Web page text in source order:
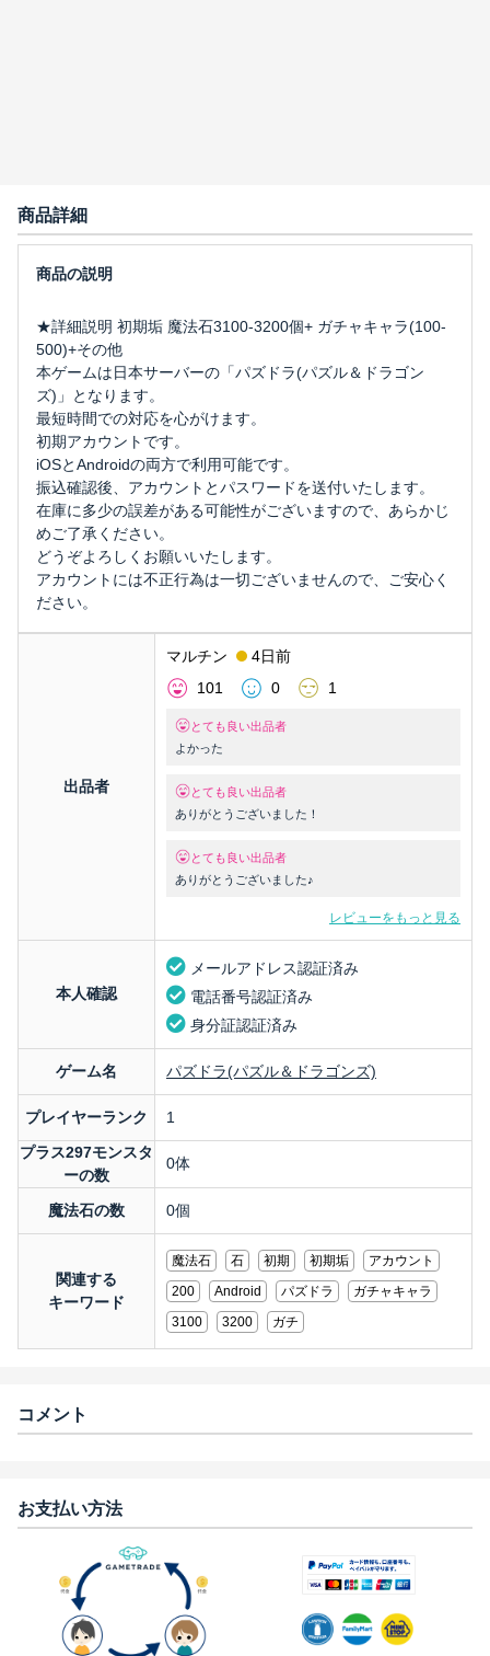
商品詳細
★詳細説明 初期垢 魔法石3100-3200個+ ガチャキャラ(100-
500)+その他
本ゲームは日本サーバーの「パズドラ(パズル＆ドラゴン
ズ)」となります。
最短時間での対応を心がけます。
初期アカウントです。
iOSとAndroidの両方で利用可能です。
振込確認後、アカウントとパスワードを送付いたします。
在庫に多少の誤差がある可能性がございますので、あらかじ
めご了承ください。
どうぞよろしくお願いいたします。
アカウントには不正行為は一切ございませんので、ご安心く
ださい。
出品者
マルチン
4日前
101
0 1
とても良い出品者
よかった
とても良い出品者
ありがとうございました！
とても良い出品者
ありがとうございました♪
レビューをもっと見る
本人確認
メールアドレス認証済み
電話番号認証済み
身分証認証済み
ゲーム名 パズドラ(パズル＆ドラゴンズ)
プレイヤーランク
1
プラス297モンスタ
ーの数
0体
魔法石の数 0個
関連する
キーワード
魔法石 石 初期 初期垢
アカウント
200
Android パズドラ
ガチャキャラ
3100
3200 ガチ
コメント
お支払い方法